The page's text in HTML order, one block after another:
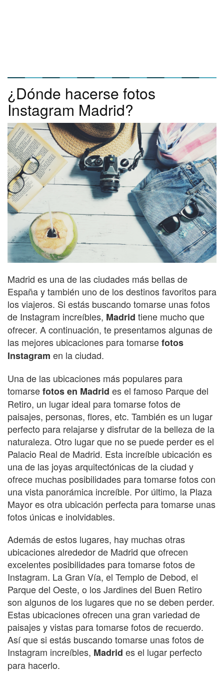
¿Dónde hacerse fotos
Instagram Madrid?
Madrid es una de las ciudades más bellas de
España y también uno de los destinos favoritos para
los viajeros. Si estás buscando tomarse unas fotos
de Instagram increíbles, Madrid tiene mucho que
ofrecer. A continuación, te presentamos algunas de
las mejores ubicaciones para tomarsefotos
Instagram en la ciudad.
Una de las ubicaciones más populares para
tomarsefotos en Madrid es el famoso Parque del
Retiro, un lugar ideal para tomarse fotos de
paisajes, personas, flores, etc. También es un lugar
perfecto para relajarse y disfrutar de la belleza de la
naturaleza. Otro lugar que no se puede perder es el
Palacio Real de Madrid. Esta increíble ubicación es
una de las joyas arquitectónicas de la ciudad y
ofrece muchas posibilidades para tomarse fotos con
una vista panorámica increíble. Por último, la Plaza
Mayor es otra ubicación perfecta para tomarse unas
fotos únicas e inolvidables.
Además de estos lugares, hay muchas otras
ubicaciones alrededor de Madrid que ofrecen
excelentes posibilidades para tomarse fotos de
Instagram. La Gran Vía, el Templo de Debod, el
Parque del Oeste, o los Jardines del Buen Retiro
son algunos de los lugares que no se deben perder.
Estas ubicaciones ofrecen una gran variedad de
paisajes y vistas para tomarse fotos de recuerdo.
Así que si estás buscando tomarse unas fotos de
Instagram increíbles, Madrid es el lugar perfecto
para hacerlo.